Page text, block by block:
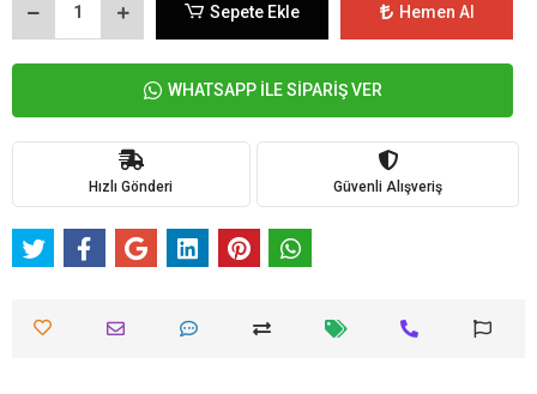
Sepete Ekle Hemen Al
WHATSAPP İLE SİPARİŞ VER
Hızlı Gönderi Güvenli Alışveriş